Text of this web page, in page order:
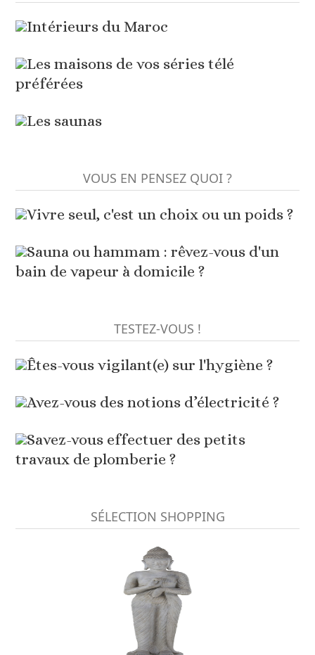
Intérieurs du Maroc
Les maisons de vos séries télé
préférées
Les saunas
VOUS EN PENSEZ QUOI ?
Vivre seul, c'est un choix ou un poids ?
Sauna ou hammam : rêvez-vous d'un
bain de vapeur à domicile ?
TESTEZ-VOUS !
Êtes-vous vigilant(e) sur l'hygiène ?
Avez-vous des notions d’électricité ?
Savez-vous effectuer des petits
travaux de plomberie ?
SÉLECTION SHOPPING